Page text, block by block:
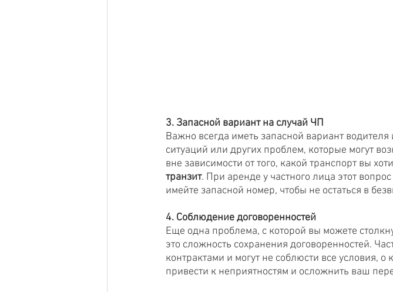
3. Запасной вариант на случай ЧП
Важно всегда иметь запасной вариант
ситуаций или других проблем, которые могут
вне зависимости от того, какой транспорт вы
транзит. При аренде у частного лица этот
имейте запасной номер, чтобы не остаться в
4. Соблюдение договоренностей
Еще одна проблема, с которой вы можете
это сложность сохранения договоренностей.
контрактами и могут не соблюсти все условия,
привести к неприятностям и осложнить ваш